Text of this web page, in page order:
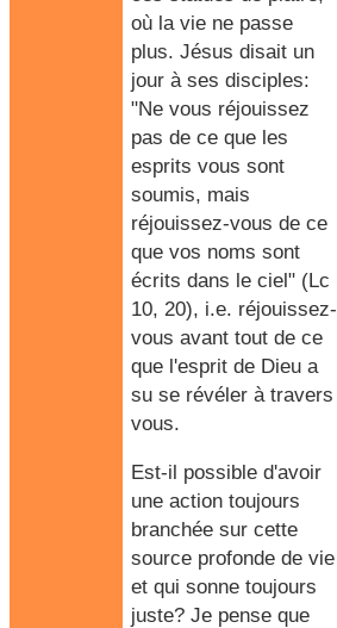
où la vie ne passe
plus. Jésus disait un
jour à ses disciples:
"Ne vous réjouissez
pas de ce que les
esprits vous sont
soumis, mais
réjouissez-vous de ce
que vos noms sont
écrits dans le ciel" (Lc
10, 20), i.e. réjouissez-
vous avant tout de ce
que l'esprit de Dieu a
su se révéler à travers
vous.
Est-il possible d'avoir
une action toujours
branchée sur cette
source profonde de vie
et qui sonne toujours
juste? Je pense que